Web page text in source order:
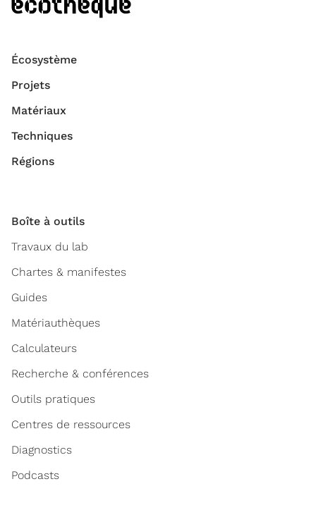
Écosystème
Projets
Matériaux
Techniques
Régions
Boîte à outils
Travaux du lab
Chartes & manifestes
Guides
Matériauthèques
Calculateurs
Recherche & conférences
Outils pratiques
Centres de ressources
Diagnostics
Podcasts